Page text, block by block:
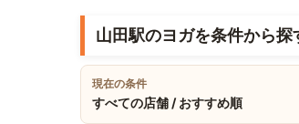
山田駅のヨガを条件から探
現在の条件
すべての店舗 / おすすめ順